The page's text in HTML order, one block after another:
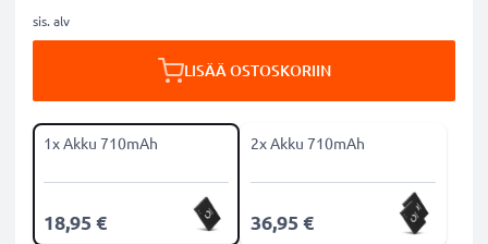
sis. alv
LISÄÄ OSTOSKORIIN
1x Akku 710mAh
18,95 €
2x Akku 710mAh
36,95 €